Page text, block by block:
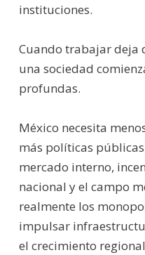
instituciones.
Cuando trabajar deja
una sociedad
profundas.
México necesita
más políticas
mercado interno,
nacional y el campo
realmente los
impulsar
el crecimiento